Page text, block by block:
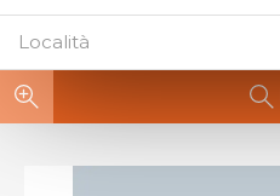
Località